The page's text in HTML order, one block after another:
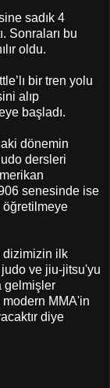
sadık 4
Sonraları bu
oldu.
bir tren yolu
alıp
başladı.
dönemin
dersleri
senesinde ise
öğretilmeye
dizimizin ilk
judo ve jiu-jitsu'yu
gelmişler
MMA'in
diye